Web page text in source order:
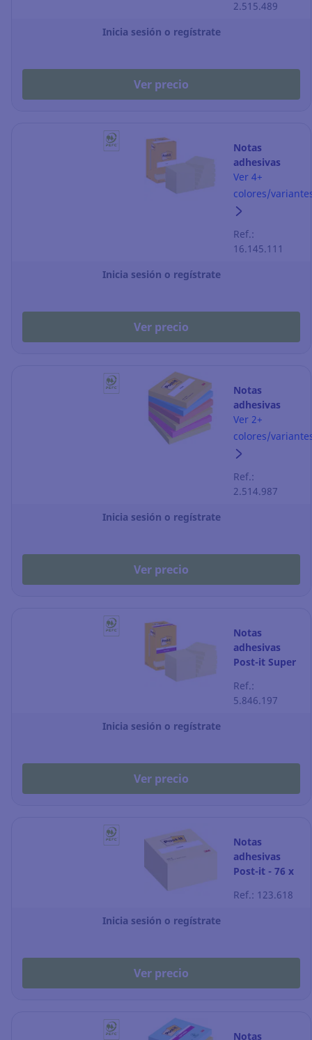
surtidos - 6
2.515.489
Inicia sesión o regístrate
Ver precio
Notas
adhesivas
Post-it - 76 x
76 mm -
amarillo - 12
blocks
Ver 4+
colores/
Ref.:
16.145.111
Inicia sesión o regístrate
Ver precio
Notas
adhesivas
Post-it -
76 x 76 mm -
color energía
- 6 blocks
Ver 2+
colores/
Ref.:
2.514.987
Inicia sesión o regístrate
Ver precio
Notas
adhesivas
Post-it Super
76 mm -
amarillo - 12
Ref.:
5.846.197
Inicia sesión o regístrate
Ver precio
Notas
adhesivas
Post-it - 76 x
amarillo -
Ref.: 123.618
Inicia sesión o regístrate
Ver precio
Notas